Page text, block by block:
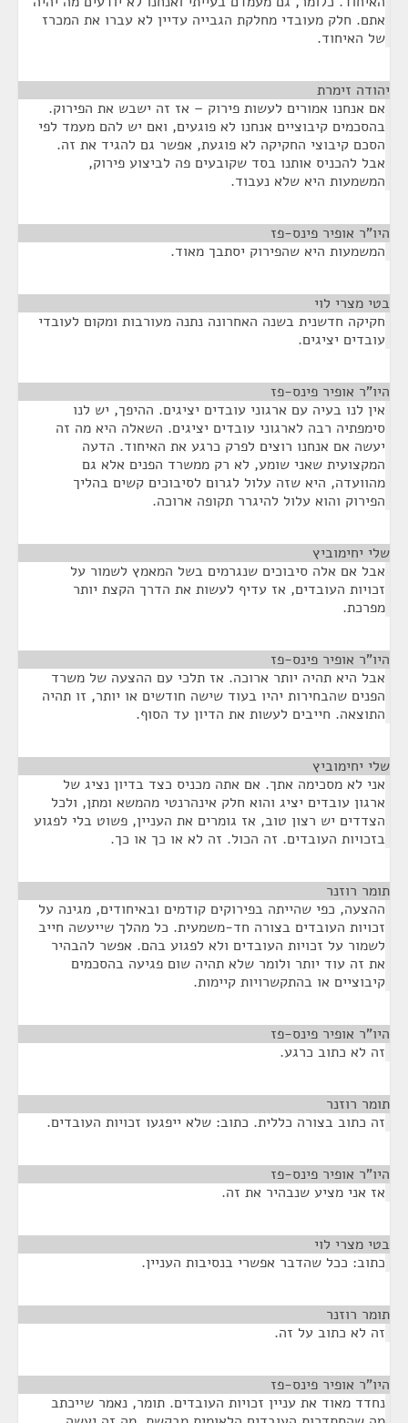
אתם. חלק מעובדי מחלקת הגבייה עדיין לא עברו את המכרז
של האיחוד.
יהודה זימרת
אם אנחנו אמורים לעשות פירוק – אז זה ישבש את הפירוק.
בהסכמים קיבוציים אנחנו לא פוגעים, ואם יש להם מעמד לפי
הסכם קיבוצי החקיקה לא פוגעת, אפשר גם להגיד את זה.
אבל להכניס אותנו בסד שקובעים פה לביצוע פירוק,
המשמעות היא שלא נעבוד.
היו"ר אופיר פינס-פז
המשמעות היא שהפירוק יסתבך מאוד.
בטי מצרי לוי
חקיקה חדשנית בשנה האחרונה נתנה מעורבות ומקום לעובדי
עובדים יציגים.
היו"ר אופיר פינס-פז
אין לנו בעיה עם ארגוני עובדים יציגים. ההיפך, יש לנו
סימפתיה רבה לארגוני עובדים יציגים. השאלה היא מה זה
יעשה אם אנחנו רוצים לפרק כרגע את האיחוד. הדעה
המקצועית שאני שומע, לא רק ממשרד הפנים אלא גם
מהוועדה, היא שזה עלול לגרום לסיבוכים קשים בהליך
הפירוק והוא עלול להיגרר תקופה ארוכה.
שלי יחימוביץ
אבל אם אלה סיבוכים שנגרמים בשל המאמץ לשמור על
זכויות העובדים, אז עדיף לעשות את הדרך הקצת יותר
מפרכת.
היו"ר אופיר פינס-פז
אבל היא תהיה יותר ארוכה. אז תלכי עם ההצעה של משרד
הפנים שהבחירות יהיו בעוד שישה חודשים או יותר, זו תהיה
התוצאה. חייבים לעשות את הדיון עד הסוף.
שלי יחימוביץ
אני לא מסכימה אתך. אם אתה מכניס כצד בדיון נציג של
ארגון עובדים יציג והוא חלק אינהרנטי מהמשא ומתן, ולכל
הצדדים יש רצון טוב, אז גומרים את העניין, פשוט בלי לפגוע
בזכויות העובדים. זה הכול. זה לא או כך או כך.
תומר רוזנר
ההצעה, כפי שהייתה בפירוקים קודמים ובאיחודים, מגינה על
זכויות העובדים בצורה חד-משמעית. כל מהלך שייעשה חייב
לשמור על זכויות העובדים ולא לפגוע בהם. אפשר להבהיר
את זה עוד יותר ולומר שלא תהיה שום פגיעה בהסכמים
קיבוציים או בהתקשרויות קיימות.
היו"ר אופיר פינס-פז
זה לא כתוב כרגע.
תומר רוזנר
זה כתוב בצורה כללית. כתוב: שלא ייפגעו זכויות העובדים.
היו"ר אופיר פינס-פז
אז אני מציע שנבהיר את זה.
בטי מצרי לוי
כתוב: ככל שהדבר אפשרי בנסיבות העניין.
תומר רוזנר
זה לא כתוב על זה.
היו"ר אופיר פינס-פז
נחדד מאוד את עניין זכויות העובדים. תומר, נאמר שייכתב